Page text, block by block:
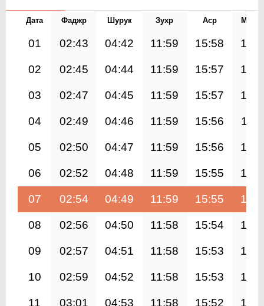
Дата Фаджр Шурук Зухр Аср
01 02:43 04:42 11:59 15:58
02 02:45 04:44 11:59 15:57
03 02:47 04:45 11:59 15:57
04 02:49 04:46 11:59 15:56
05 02:50 04:47 11:59 15:56
06 02:52 04:48 11:59 15:55
07 02:54 04:49 11:59 15:55
08 02:56 04:50 11:58 15:54
09 02:57 04:51 11:58 15:53
10 02:59 04:52 11:58 15:53
11 03:01 04:53 11:58 15:52